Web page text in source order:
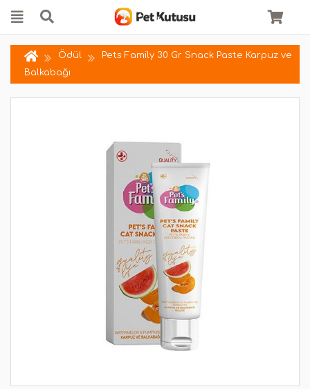
Ödül
Pets Family 30 Gr Snack Paste Karpuz ve
Balkabağı